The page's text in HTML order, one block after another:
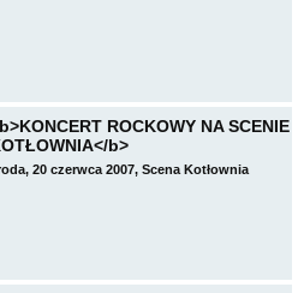
ROCKOWY NA SCENIE
b>
20 czerwca 2007, Scena Kotłownia